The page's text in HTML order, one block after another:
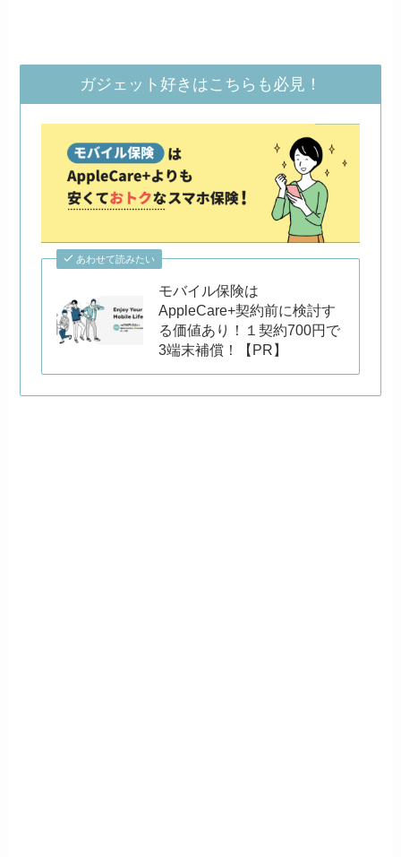
ガジェット好きはこちらも必見！
あわせて読みたい
モバイル保険は
AppleCare+契約前に検討す
る価値あり！１契約700円で
3端末補償！【PR】